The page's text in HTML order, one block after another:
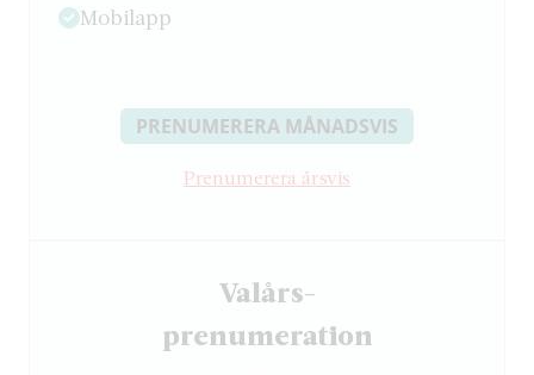
Mobilapp
PRENUMERERA MÅNADSVIS
Prenumerera årsvis
Valårs-
­prenumeration